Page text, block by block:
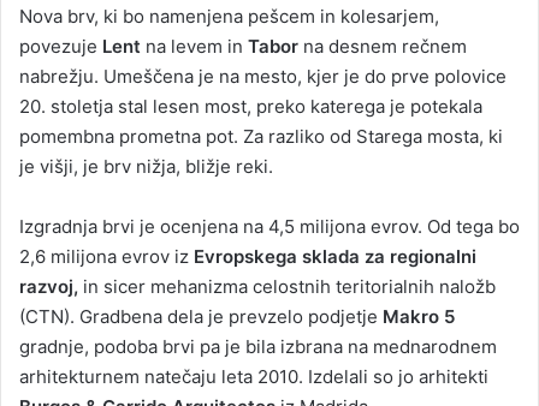
Nova brv, ki bo namenjena pešcem in kolesarjem,
povezuje Lent na levem in Tabor na desnem rečnem
nabrežju. Umeščena je na mesto, kjer je do prve polovice
20. stoletja stal lesen most, preko katerega je potekala
pomembna prometna pot. Za razliko od Starega mosta, ki
je višji, je brv nižja, bližje reki.
Izgradnja brvi je ocenjena na 4,5 milijona evrov. Od tega bo
2,6 milijona evrov iz Evropskega sklada za regionalni
razvoj, in sicer mehanizma celostnih teritorialnih naložb
(CTN). Gradbena dela je prevzelo podjetje Makro 5
gradnje, podoba brvi pa je bila izbrana na mednarodnem
arhitekturnem natečaju leta 2010. Izdelali so jo arhitekti